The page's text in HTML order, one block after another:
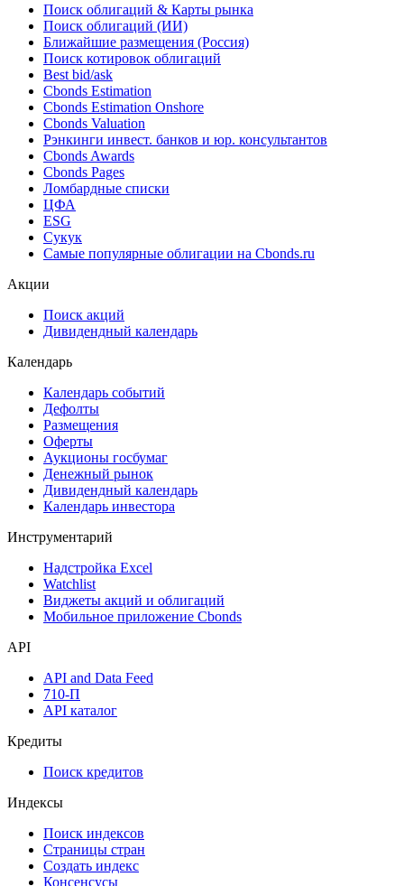
Поиск облигаций & Карты рынка
Поиск облигаций (ИИ)
Ближайшие размещения (Россия)
Поиск котировок облигаций
Best bid/ask
Cbonds Estimation
Cbonds Estimation Onshore
Cbonds Valuation
Рэнкинги инвест. банков и юр. консультантов
Cbonds Awards
Cbonds Pages
Ломбардные списки
ЦФА
ESG
Сукук
Самые популярные облигации на Cbonds.ru
Акции
Поиск акций
Дивидендный календарь
Календарь
Календарь событий
Дефолты
Размещения
Оферты
Аукционы госбумаг
Денежный рынок
Дивидендный календарь
Календарь инвестора
Инструментарий
Надстройка Excel
Watchlist
Виджеты акций и облигаций
Мобильное приложение Cbonds
API
API and Data Feed
710-П
API каталог
Кредиты
Поиск кредитов
Индексы
Поиск индексов
Страницы стран
Создать индекс
Консенсусы